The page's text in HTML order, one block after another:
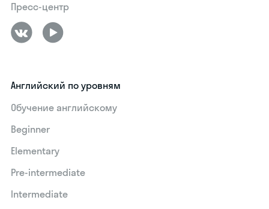
Пресс-центр
Английский по уровням
Обучение английскому
Beginner
Elementary
Pre-intermediate
Intermediate